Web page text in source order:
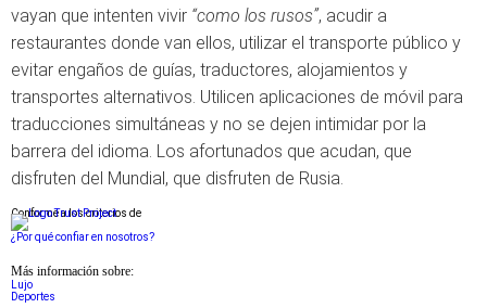
vayan que intenten vivir “como los rusos”, acudir a
restaurantes donde van ellos, utilizar el transporte público y
evitar engaños de guías, traductores, alojamientos y
transportes alternativos. Utilicen aplicaciones de móvil para
traducciones simultáneas y no se dejen intimidar por la
barrera del idioma. Los afortunados que acudan, que
disfruten del Mundial, que disfruten de Rusia.
Conforme a los criterios de
¿Por qué confiar en nosotros?
Más información sobre:
Lujo
Deportes